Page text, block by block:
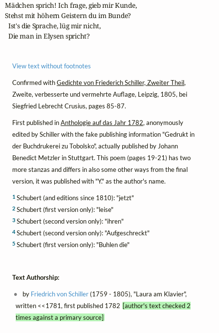
Mädchen sprich! Ich frage, gieb mir Kunde,
Stehst mit höhern Geistern du im Bunde?
  Ist's die Sprache, lüg mir nicht,
  Die man in Elysen spricht?
View text without footnotes
Confirmed withGedichte von Friederich Schiller, Zweiter Theil,
Zweite, verbesserte und vermehrte Auflage, Leipzig, 1805, bei
Siegfried Lebrecht Crusius, pages 85-87.
First published inAnthologie auf das Jahr 1782, anonymously
edited by Schiller with the fake publishing information "Gedrukt in
der Buchdrukerei zu Tobolsko", actually published by Johann
Benedict Metzler in Stuttgart. This poem (pages 19-21) has two
more stanzas and differs in also some other ways from the final
version, it was published with "Y." as the author's name.
1 Schubert (and editions since 1810): "jetzt"
2 Schubert (first version only): "leise"
3 Schubert (second version only): "ihren"
4Schubert (second version only): "Aufgeschreckt"
5 Schubert (first version only): "Buhlen die"
Text Authorship:
by Friedrich von Schiller(1759 - 1805), "Laura am Klavier",
written <<1781, first published 1782 [author's text checked 2
times against a primary source]